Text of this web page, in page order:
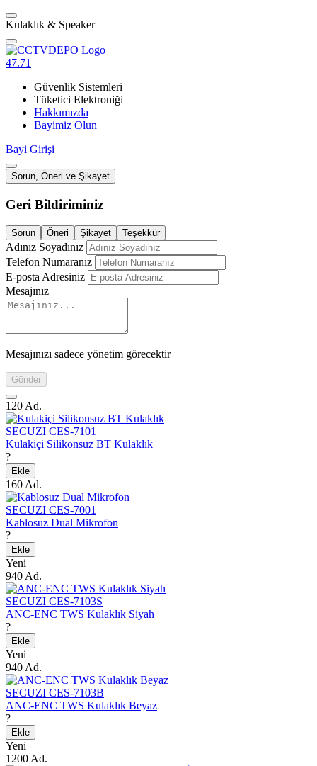
Kulaklık & Speaker
47.71
Güvenlik Sistemleri
Tüketici Elektroniği
Hakkımızda
Bayimiz Olun
Bayi Girişi
Sorun, Öneri ve Şikayet
Geri Bildiriminiz
Sorun Öneri Şikayet Teşekkür
Adınız Soyadınız
Telefon Numaranız
E-posta Adresiniz
Mesajınız
Mesajınızı sadece yönetim görecektir
Gönder
120 Ad.
SECUZI CES-7101
Kulakiçi Silikonsuz BT Kulaklık
?
Ekle
160 Ad.
SECUZI CES-7001
Kablosuz Dual Mikrofon
?
Ekle
Yeni
940 Ad.
SECUZI CES-7103S
ANC-ENC TWS Kulaklık Siyah
?
Ekle
Yeni
940 Ad.
SECUZI CES-7103B
ANC-ENC TWS Kulaklık Beyaz
?
Ekle
Yeni
1200 Ad.